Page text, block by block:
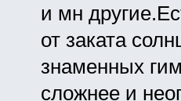
и мн
от заката
знаменных
сложнее и